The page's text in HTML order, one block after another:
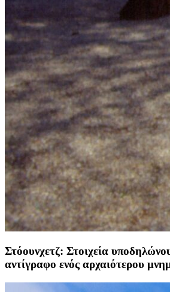
Στόουνχετζ: Στοιχεία
αντίγραφο ενός αρχαιότερου